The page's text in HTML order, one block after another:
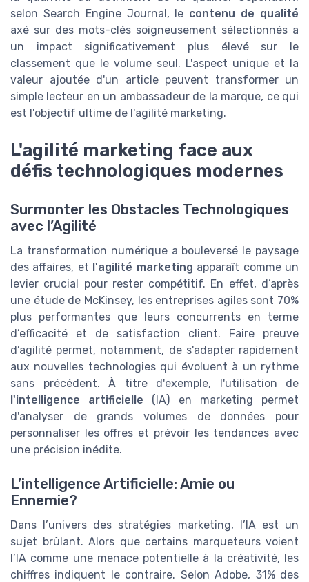
selon Search Engine Journal, le contenu de qualité
axé sur des mots-clés soigneusement sélectionnés a
un impact significativement plus élevé sur le
classement que le volume seul. L'aspect unique et la
valeur ajoutée d'un article peuvent transformer un
simple lecteur en un ambassadeur de la marque, ce qui
est l'objectif ultime de l'agilité marketing.
L'agilité marketing face aux
défis technologiques modernes
Surmonter les Obstacles Technologiques
avec l’Agilité
La transformation numérique a bouleversé le paysage
des affaires, et l'agilité marketing apparaît comme un
levier crucial pour rester compétitif. En effet, d’après
une étude de McKinsey, les entreprises agiles sont 70%
plus performantes que leurs concurrents en terme
d’efficacité et de satisfaction client. Faire preuve
d’agilité permet, notamment, de s'adapter rapidement
aux nouvelles technologies qui évoluent à un rythme
sans précédent. À titre d'exemple, l'utilisation de
l'intelligence artificielle (IA) en marketing permet
d'analyser de grands volumes de données pour
personnaliser les offres et prévoir les tendances avec
une précision inédite.
L’intelligence Artificielle: Amie ou
Ennemie?
Dans l’univers des stratégies marketing, l’IA est un
sujet brûlant. Alors que certains marqueteurs voient
l’IA comme une menace potentielle à la créativité, les
chiffres indiquent le contraire. Selon Adobe, 31% des